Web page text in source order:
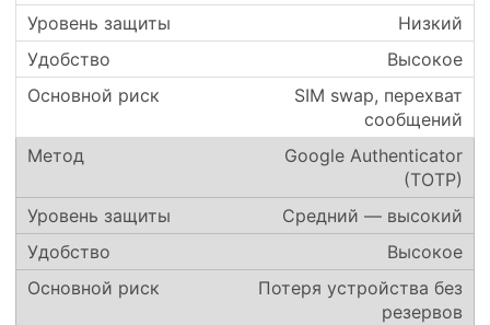
Низкий
Высокое
SIM swap, перехват
сообщений
Google Authenticator
(TOTP)
Средний — высокий
Высокое
Потеря устройства без
резервов